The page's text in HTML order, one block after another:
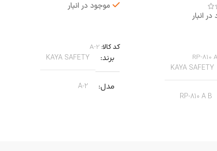
انبار
RP-810
KAYA SAFETY
RP-810 A B
موجود در انبار
کد کالا:A-2
برند KAYA SAFETY
مدل A-2